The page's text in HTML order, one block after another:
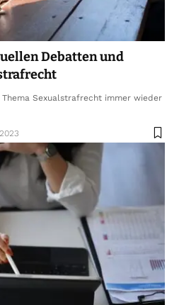
Debatten und
Sexualstrafrecht immer wieder